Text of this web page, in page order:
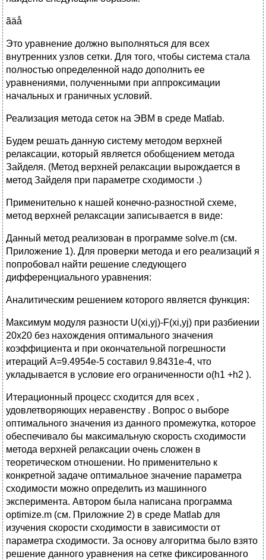
ãäå
Это уравнение должно выполняться для всех
внутренних узлов сетки. Для того, чтобы система стала
полностью определенной надо дополнить ее
уравнениями, полученными при аппроксимации
начальных и граничных условий.
Реализация метода сеток на ЭВМ в среде Matlab.
Будем решать данную систему методом верхней
релаксации, который является обобщением метода
Зайделя. (Метод верхней релаксации вырождается в
метод Зайделя при параметре сходимости .)
Применительно к нашей конечно-разностной схеме,
метод верхней релаксации записывается в виде:
Данный метод реализован в программе solve.m (см.
Приложение 1). Для проверки метода и его реализаций я
попробовал найти решение следующего
дифференциального уравнения:
Аналитическим решением которого является функция:
Максимум модуля разности U(xi,yj)-F(xi,yj) при разбиении
20х20 без нахождения оптимального значения
коэффициента и при окончательной погрешности
итераций A=9.4954e-5 составил 9.8431е-4, что
укладывается в условие его ограниченности о(h1 +h2 ).
Итерационный процесс сходится для всех ,
удовлетворяющих неравенству . Вопрос о выборе
оптимального значения из данного промежутка, которое
обеспечивало бы максимальную скорость сходимости
метода верхней релаксации очень сложен в
теоретическом отношении. Но применительно к
конкретной задаче оптимальное значение параметра
сходимости можно определить из машинного
эксперимента. Автором была написана программа
optimize.m (см. Приложние 2) в среде Matlab для
изучения скорости сходимости в зависимости от
параметра сходимости. За основу алгоритма было взято
решение данного уравнения на сетке фиксированного